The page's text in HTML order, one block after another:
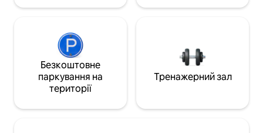
Безкоштовне
паркування на
території
Тренажерний зал